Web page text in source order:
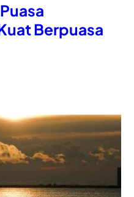
Berpuasa